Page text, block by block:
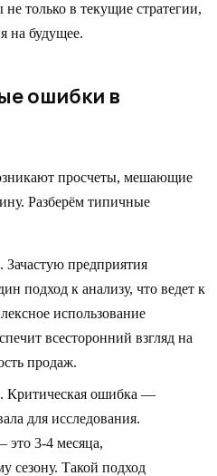
только в текущие стратегии,
на будущее.
ошибки в
просчеты, мешающие
Разберём типичные
предприятия
подход к анализу, что ведет к
использование
всесторонний взгляд на
продаж.
Критическая ошибка —
для исследования.
3-4 месяца,
сезону. Такой подход